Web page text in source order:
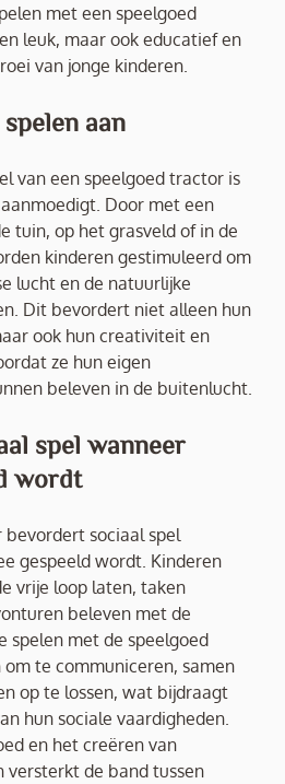
met een speelgoed
leuk, maar ook educatief en
van jonge kinderen.
aan
van een speelgoed tractor is
Door met een
tuin, op het grasveld of in de
kinderen gestimuleerd om
lucht en de natuurlijke
Dit bevordert niet alleen hun
ook hun creativiteit en
ze hun eigen
beleven in de buitenlucht.
spel wanneer
wordt
sociaal spel
gespeeld wordt. Kinderen
vrije loop laten, taken
beleven met de
spelen met de speelgoed
te communiceren, samen
op te lossen, wat bijdraagt
hun sociale vaardigheden.
en het creëren van
versterkt de band tussen